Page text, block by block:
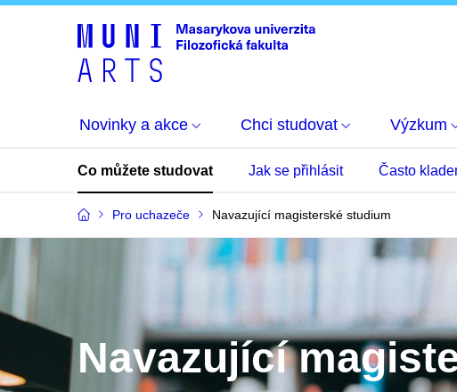
Novinky a akce Chci studovat Výzkum
Co můžete studovat Jak se přihlásit Často
Pro uchazeče Navazující magisterské studium
Navazující